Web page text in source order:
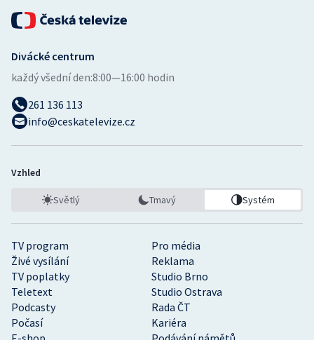
TV program
Pro média
Živé vysílání
Reklama
TV poplatky
Studio Brno
Teletext
Studio Ostrava
Podcasty
Rada ČT
Počasí
Kariéra
Divácké centrum
každý všední den:8:00—16:00 hodin
261 136 113
info@ceskatelevize.cz
Vzhled
Světlý Tmavý Systém